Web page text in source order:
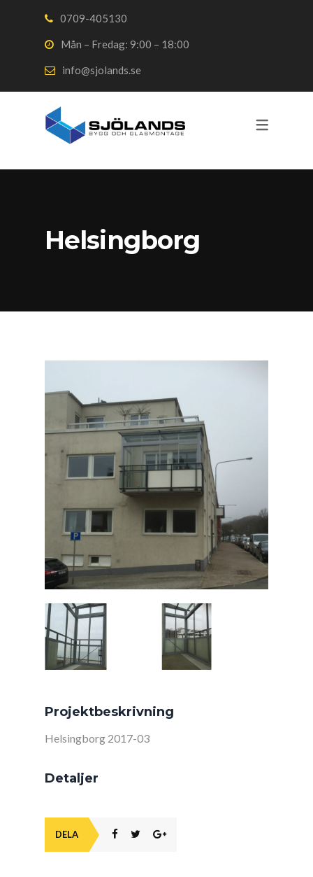
TJÄNSTER
BALKONGINGLASNING
BALKONGINGLASNING
UTERUM UTERUM LUND
0709-405130
Mån – Fredag: 9:00 – 18:00
info@sjolands.se
Helsingborg
Projektbeskrivning
Helsingborg 2017-03
Detaljer
DELA